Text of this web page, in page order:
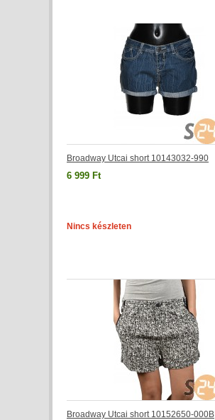
Broadway Utcai short 10143032-990
6 999 Ft
Nincs készleten
Broadway Utcai short 10152650-000B